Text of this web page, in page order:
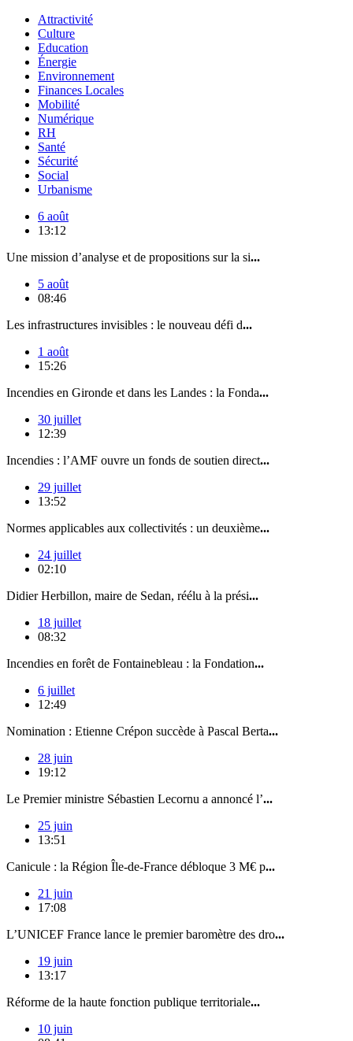
Attractivité
Culture
Education
Énergie
Environnement
Finances Locales
Mobilité
Numérique
RH
Santé
Sécurité
Social
Urbanisme
6 août
13:12
Une mission d’analyse et de propositions sur la si...
5 août
08:46
Les infrastructures invisibles : le nouveau défi d...
1 août
15:26
Incendies en Gironde et dans les Landes : la Fonda...
30 juillet
12:39
Incendies : l’AMF ouvre un fonds de soutien direct...
29 juillet
13:52
Normes applicables aux collectivités : un deuxième...
24 juillet
02:10
Didier Herbillon, maire de Sedan, réélu à la prési...
18 juillet
08:32
Incendies en forêt de Fontainebleau : la Fondation...
6 juillet
12:49
Nomination : Etienne Crépon succède à Pascal Berta...
28 juin
19:12
Le Premier ministre Sébastien Lecornu a annoncé l’...
25 juin
13:51
Canicule : la Région Île-de-France débloque 3 M€ p...
21 juin
17:08
L’UNICEF France lance le premier baromètre des dro...
19 juin
13:17
Réforme de la haute fonction publique territoriale...
10 juin